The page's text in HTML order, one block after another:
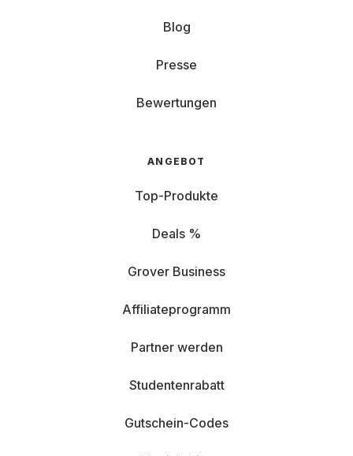
Blog
Presse
Bewertungen
ANGEBOT
Top-Produkte
Deals %
Grover Business
Affiliateprogramm
Partner werden
Studentenrabatt
Gutschein-Codes